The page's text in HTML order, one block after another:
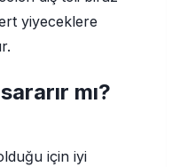
yiyeceklere
mı?
için iyi